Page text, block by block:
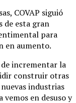
COVAP siguió
de esta gran
para
en aumento.
de incrementar la
construir otras
industrias
vemos en desuso y